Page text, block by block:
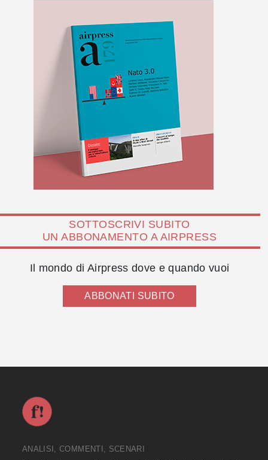
SOTTOSCRIVI SUBITO
UN ABBONAMENTO A AIRPRESS
Il mondo di Airpress dove e quando vuoi
ABBONATI SUBITO
ANALISI, COMMENTI, SCENARI